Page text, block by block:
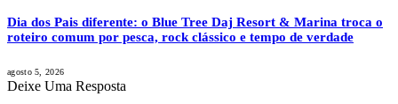
Dia dos Pais diferente: o Blue Tree Daj Resort & Marina troca o
roteiro comum por pesca, rock clássico e tempo de verdade
agosto 5, 2026
Deixe Uma Resposta